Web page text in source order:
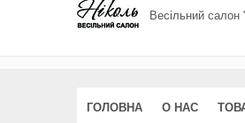
Весільний салон
ГОЛОВНА О НАС